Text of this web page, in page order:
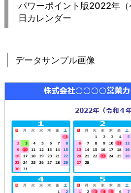
パワーポイント版2022年
日カレンダー
データサンプル画像